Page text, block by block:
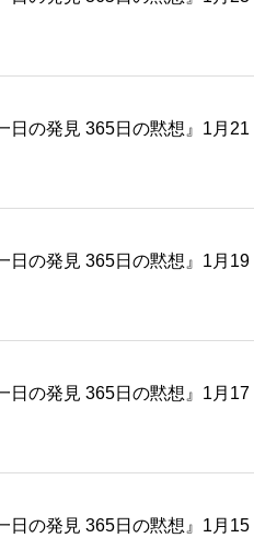
日の発見 365日の黙想』1月21
日の発見 365日の黙想』1月19
日の発見 365日の黙想』1月17
日の発見 365日の黙想』1月15